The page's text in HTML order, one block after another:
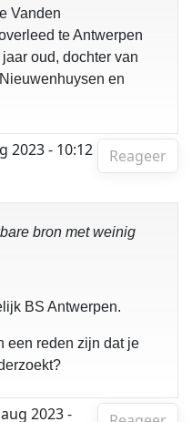
Vanden
te Antwerpen
oud, dochter van
en
Reageer
2023 - 10:12
bron met weinig
BS Antwerpen.
een reden zijn dat je
2023 -